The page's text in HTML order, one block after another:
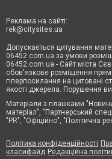
Реклама на сайті:
rek@citysites.ua
Допускається цитування
06452.com.ua за умови
06452.com.ua - Сайт міста
обов'язкове розміщення
гіперпосилання на цитовані
якості джерела. Порушення
Матеріали з плашками
матеріал", "Партнерський
"PR", "Офіційно", "Політична
Політика конфіденційності
класифайд Редакційна